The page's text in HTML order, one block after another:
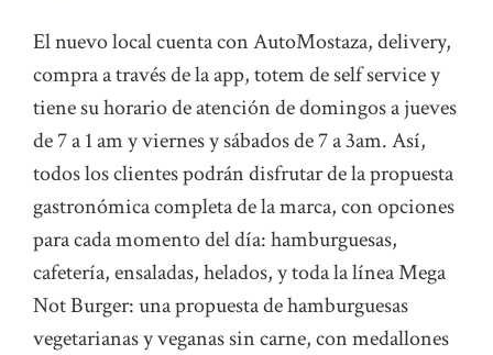
El nuevo local cuenta con AutoMostaza, delivery,
compra a través de la app, totem de self service y
tiene su horario de atención de domingos a jueves
de 7 a 1 am y viernes y sábados de 7 a 3am. Así,
todos los clientes podrán disfrutar de la propuesta
gastronómica completa de la marca, con opciones
para cada momento del día: hamburguesas,
cafetería, ensaladas, helados, y toda la línea Mega
Not Burger: una propuesta de hamburguesas
vegetarianas y veganas sin carne, con medallones